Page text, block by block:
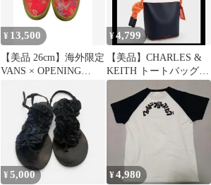
¥ 13,500
【美品 26cm】海外限定
VANS × OPENING
¥4,799
【美品】CHARLES &
KEITH トートバッグ
チャールズ & キース
¥5,000 ¥4,980